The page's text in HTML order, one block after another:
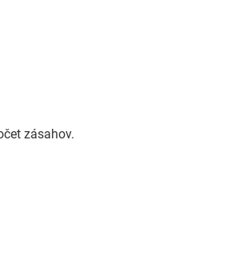
zásahov.